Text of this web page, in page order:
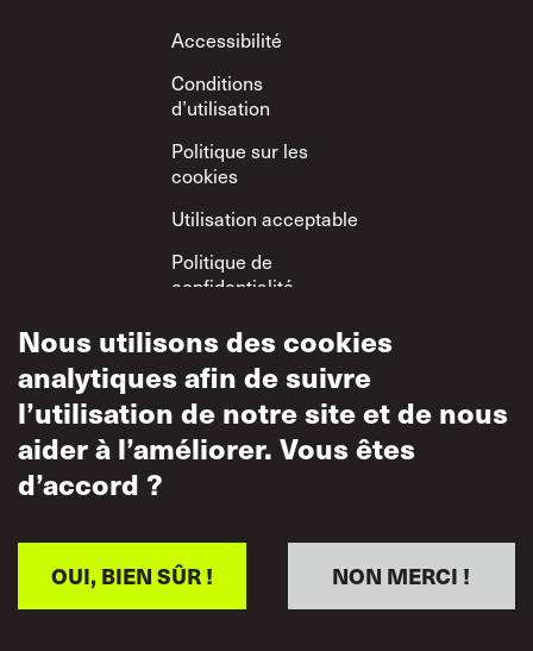
Footer
Accessibilité
Conditions
d’utilisation
Politique sur les
cookies
Utilisation acceptable
Politique de
confidentialité
Politique sur le
respect mutuel
Nous utilisons des cookies
analytiques afin de suivre
l’utilisation de notre site et de nous
aider à l’améliorer. Vous êtes
d’accord ?
NON MERCI !
OUI, BIEN SÛR !